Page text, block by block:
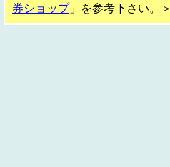
券ショップ」を参考下さい。＞